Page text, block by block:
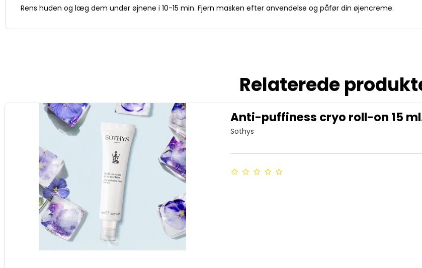
Rens huden og læg dem under øjnene i 10-15 min. Fjern masken efter anvendelse og påfør din øjencreme.
Relaterede
Anti-puffiness cryo roll-on 15
Sothys